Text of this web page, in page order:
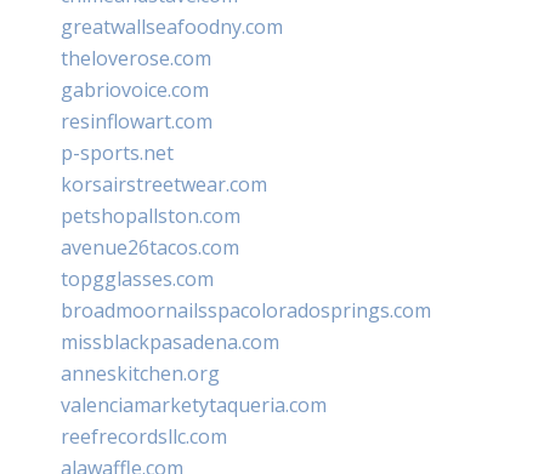
greatwallseafoodny.com
theloverose.com
gabriovoice.com
resinflowart.com
p-sports.net
korsairstreetwear.com
petshopallston.com
avenue26tacos.com
topgglasses.com
broadmoornailsspacoloradosprings.com
missblackpasadena.com
anneskitchen.org
valenciamarketytaqueria.com
reefrecordsllc.com
alawaffle.com